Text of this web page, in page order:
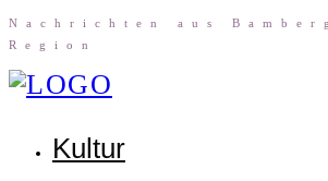
Nach­rich­ten aus
Region
Kul­tur